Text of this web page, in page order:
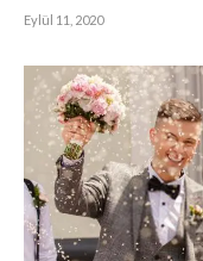
Eylül 11, 2020